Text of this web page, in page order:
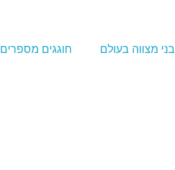
בני מצווה בעולם חוגגים מספרים